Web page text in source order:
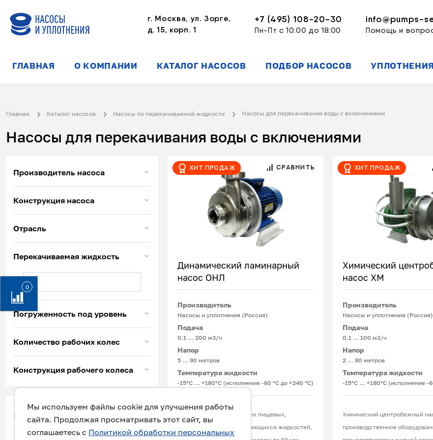
Мы используем файлы cookie для улучшения работы
сайта. Продолжая просматривать этот сайт, вы
соглашаетесь с Политикой обработки персональных
0
г. Москва, ул. Зорге,
д. 15, корп. 1
+7 (495) 108-20-30
Пн-Пт с 10:00 до 18:00
info@pumps-
Помощь и
ГЛАВНАЯ О КОМПАНИИ КАТАЛОГ НАСОСОВ ПОДБОР НАСОСОВ УПЛОТНЕНИЯ
Главная Каталог насосов Насосы по перекачиваемой жидкости Насосы для перекачивания воды с включениями
Насосы для перекачивания воды с включениями
Производитель насоса
Конструкция насоса
Отрасль
Перекачиваемая жидкость
Погруженность под уровень
Количество рабочих колес
Конструкция рабочего колеса
фильтр
Хит продаж СРАВНИТЬ
Динамический ламинарный
насос ОНЛ
Производитель
Насосы и уплотнения (Россия)
Подача
0.1 ... 200 м3/ч
Напор
5 … 90 метров
Температура жидкости
-15°С ... +180°С (исполнение -60 °С до +240 °С)
Для перекачивания вязких пищевых,
химических или вспенивающихся жидкостей,
Хит продаж
Химический
насос ХМ
Производитель
Насосы и уплотнения (Россия)
Подача
0.1 ... 100 м3/ч
Напор
2 … 80 метров
Температура жидкости
-15°С ... +180°С (исполнение -
Химический центробежный
производственное